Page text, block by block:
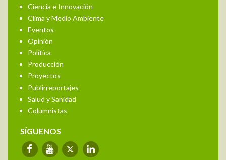
Ciencia e Innovación
Clima y Medio Ambiente
Eventos
Opinión
Política
Producción
Proyectos
Publirreportajes
Salud y Sanidad
Columnistas
SÍGUENOS